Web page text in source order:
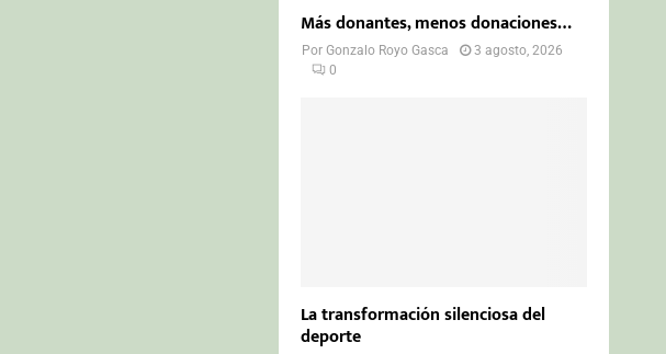
Más donantes, menos donaciones…
PorGonzalo Royo Gasca
3 agosto, 2026
0
La transformación silenciosa del
deporte